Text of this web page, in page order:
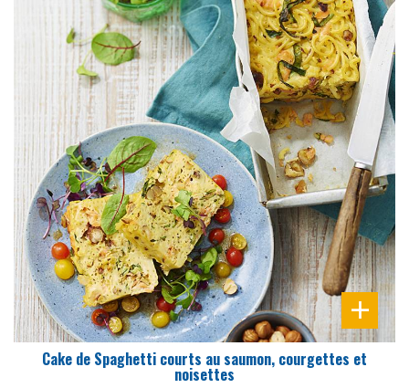
DIFFICULTÉ
PRÉPARATION
15 Min
Cake de Spaghetti courts au saumon, courgettes et
noisettes